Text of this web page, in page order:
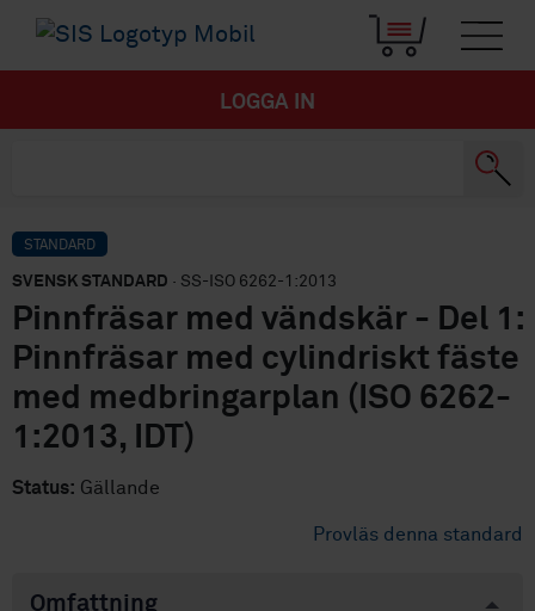
LOGGA IN
STANDARD
SVENSK STANDARD · SS-ISO 6262-1:2013
Pinnfräsar med vändskär - Del 1:
Pinnfräsar med cylindriskt fäste
med medbringarplan (ISO 6262-
1:2013, IDT)
Status: Gällande
Provläs denna standard
Omfattning